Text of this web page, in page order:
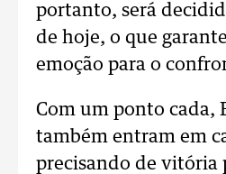
portanto, será
de hoje, o que
emoção para o
Com um ponto cada,
também entram em
precisando de vitória